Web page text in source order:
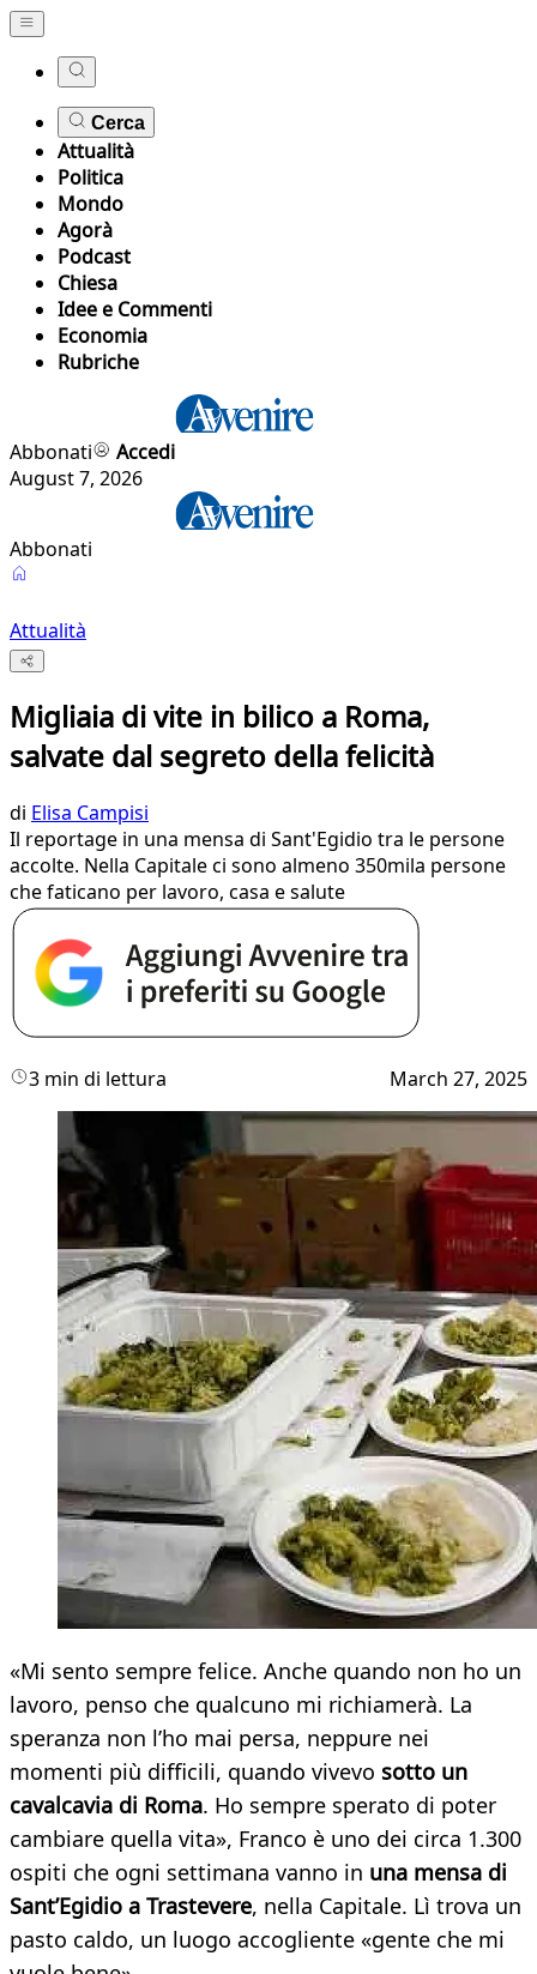
Cerca
Attualità
Politica
Mondo
Agorà
Podcast
Chiesa
Idee e Commenti
Economia
Rubriche
Abbonati
Accedi
August 7, 2026
Abbonati
Attualità
Migliaia di vite in bilico a Roma,
salvate dal segreto della felicità
di Elisa Campisi
Il reportage in una mensa di Sant'Egidio tra le persone
accolte. Nella Capitale ci sono almeno 350mila persone
che faticano per lavoro, casa e salute
3 min di lettura March 27, 2025
«Mi sento sempre felice. Anche quando non ho un
lavoro, penso che qualcuno mi richiamerà. La
speranza non l’ho mai persa, neppure nei
momenti più difficili, quando vivevo sotto un
cavalcavia di Roma. Ho sempre sperato di poter
cambiare quella vita», Franco è uno dei circa 1.300
ospiti che ogni settimana vanno in una mensa di
Sant’Egidio a Trastevere, nella Capitale. Lì trova un
pasto caldo, un luogo accogliente «gente che mi